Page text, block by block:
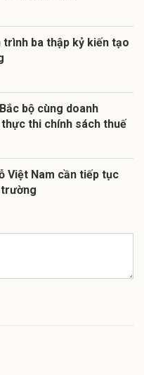
trình ba thập kỷ kiến tạo
bộ cùng doanh
thi chính sách thuế
Việt Nam cần tiếp tục